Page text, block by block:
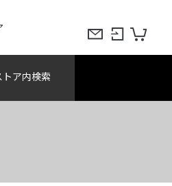
トア内検索